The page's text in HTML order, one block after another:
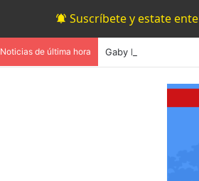
Suscríbete y estate
Noticias de última hora